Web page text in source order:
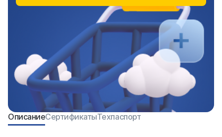
ОписаниеСертификатыТехпаспорт